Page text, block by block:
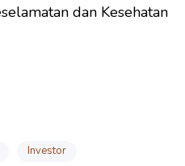
dan Kesehatan
Investor